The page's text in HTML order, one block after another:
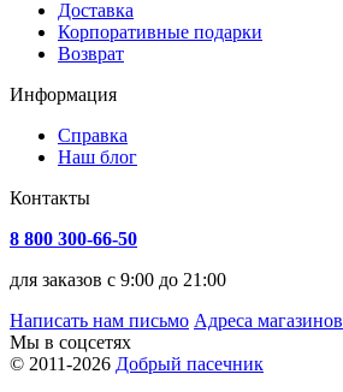
Доставка
Корпоративные подарки
Возврат
Информация
Справка
Наш блог
Контакты
8 800 300-66-50
для заказов с 9:00 до 21:00
Написать нам письмо Адреса магазинов
Мы в соцсетях
© 2011-2026 Добрый пасечник